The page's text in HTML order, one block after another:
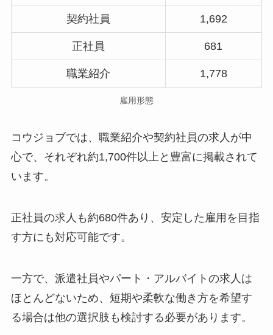
契約社員 1,692
正社員 681
職業紹介 1,778
雇用形態
コウジョブでは、職業紹介や契約社員の求人が中
心で、それぞれ約1,700件以上と豊富に掲載されて
います。
正社員の求人も約680件あり、安定した雇用を目指
す方にも対応可能です。
一方で、派遣社員やパート・アルバイトの求人は
ほとんどないため、短期や柔軟な働き方を希望す
る場合は他の選択肢も検討する必要があります。